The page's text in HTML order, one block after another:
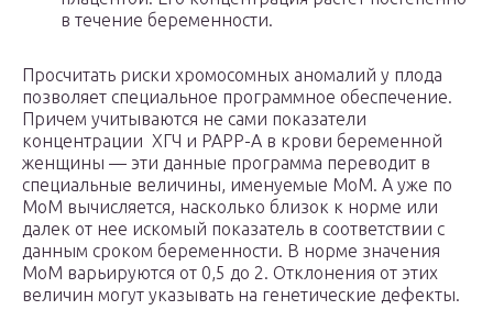
в течение беременности.
Просчитать риски хромосомных аномалий у плода
позволяет специальное программное обеспечение.
Причем учитываются не сами показатели
концентрации ХГЧ и РАРР-А в крови беременной
женщины — эти данные программа переводит в
специальные величины, именуемые МоМ. А уже по
МоМ вычисляется, насколько близок к норме или
далек от нее искомый показатель в соответствии с
данным сроком беременности. В норме значения
МоМ варьируются от 0,5 до 2. Отклонения от этих
величин могут указывать на генетические дефекты.